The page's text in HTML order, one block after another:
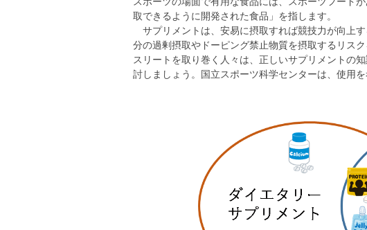
取できるように開発された食品」を指します。
サプリメントは、安易に摂取すれば競技力が向上
分の過剰摂取やドーピング禁止物質を摂取するリス
スリートを取り巻く人々は、正しいサプリメントの
討しましょう。国立スポーツ科学センターは、使用